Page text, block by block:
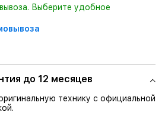
Выберите удобное
до 12 месяцев
технику с официальной